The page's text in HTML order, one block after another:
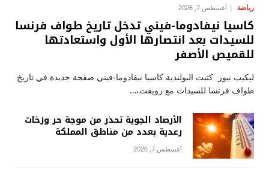
رياضة أغسطس 7, 2026
كاسيا نيفادوما-فيني تدخل تاريخ طواف فرنسا
للسيدات بعد انتصارها الأول واستعادتها
للقميص الأصفر
ليكيب نيوز كتبت البولندية كاسيا نيفادوما-فيني صفحة جديدة في تاريخ
طواف فرنسا للسيدات مع زويفت،…
الأرصاد الجوية تحذر من موجة حر وزخات
رعدية بعدد من مناطق المملكة
أغسطس 7, 2026